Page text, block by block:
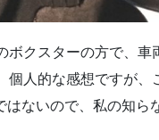
ボクスターの方で、
個人的な感想ですが
はないので、私の知